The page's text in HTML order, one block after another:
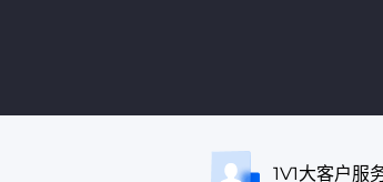
1V1大客户服